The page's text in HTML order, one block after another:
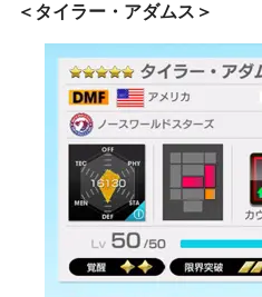
＜タイラー・アダムス＞